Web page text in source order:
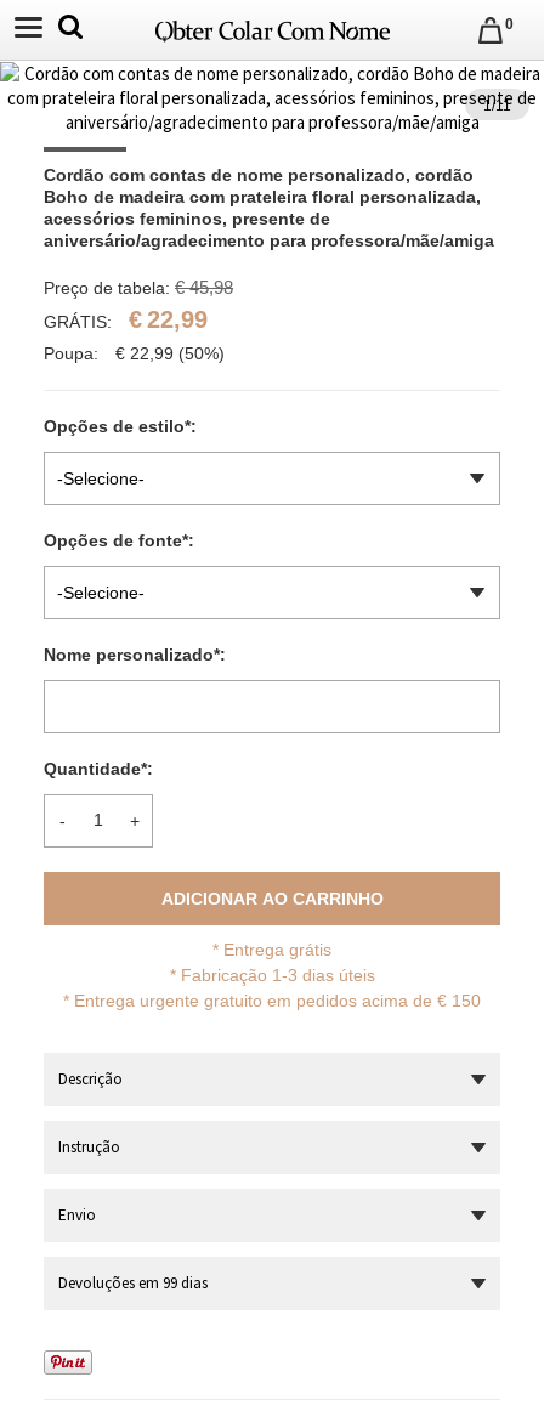
0
1/11
Cordão com contas de nome personalizado, cordão
Boho de madeira com prateleira floral personalizada,
acessórios femininos, presente de
aniversário/agradecimento para professora/mãe/amiga
Preço de tabela: € 45,98
GRÁTIS: €22,99
Poupa: € 22,99 (50%)
Opções de estilo*:
-Selecione-
Opções de fonte*:
-Selecione-
Nome personalizado*:
Quantidade*:
- +
ADICIONAR AO CARRINHO
* Entrega grátis
* Fabricação 1-3 dias úteis
* Entrega urgente gratuito em pedidos acima de € 150
Descrição
Instrução
Envio
Devoluções em 99 dias